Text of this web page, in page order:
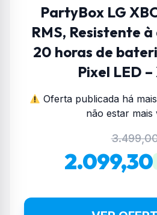
PartyBox LG
RMS, Resistente
20 horas de
Pixel LED
Oferta publicada há
não estar mais
2.099,30